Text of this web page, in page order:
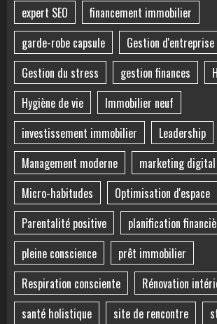
expert SEO
financement immobilier
garde-robe capsule
Gestion d'entreprise
Gestion du stress
gestion finances
Hygiène de vie
Immobilier neuf
investissement immobilier
Leadership
Management moderne
marketing digital
Micro-habitudes
Optimisation d'espace
Parentalité positive
planification
pleine conscience
prêt immobilier
Respiration consciente
Rénovation
santé holistique
site de rencontre